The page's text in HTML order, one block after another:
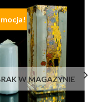
W MAGAZYNIE